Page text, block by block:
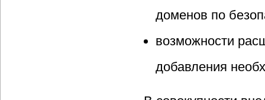
доменов по
возможности
добавления